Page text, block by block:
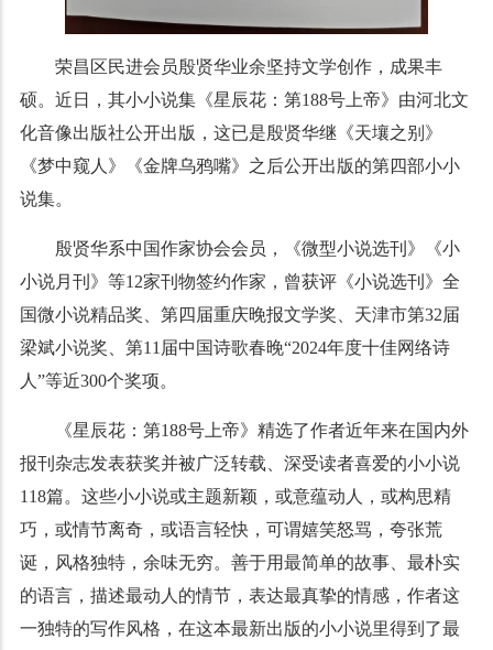
荣昌区民进会员殷贤华业余坚持文学创作，成果丰
硕。近日，其小小说集《星辰花：第188号上帝》由河北文
化音像出版社公开出版，这已是殷贤华继《天壤之别》
《梦中窥人》《金牌乌鸦嘴》之后公开出版的第四部小小
说集。
殷贤华系中国作家协会会员，《微型小说选刊》《小
小说月刊》等12家刊物签约作家，曾获评《小说选刊》全
国微小说精品奖、第四届重庆晚报文学奖、天津市第32届
梁斌小说奖、第11届中国诗歌春晚“2024年度十佳网络诗
人”等近300个奖项。
《星辰花：第188号上帝》精选了作者近年来在国内外
报刊杂志发表获奖并被广泛转载、深受读者喜爱的小小说
118篇。这些小小说或主题新颖，或意蕴动人，或构思精
巧，或情节离奇，或语言轻快，可谓嬉笑怒骂，夸张荒
诞，风格独特，余味无穷。善于用最简单的故事、最朴实
的语言，描述最动人的情节，表达最真挚的情感，作者这
一独特的写作风格，在这本最新出版的小小说里得到了最